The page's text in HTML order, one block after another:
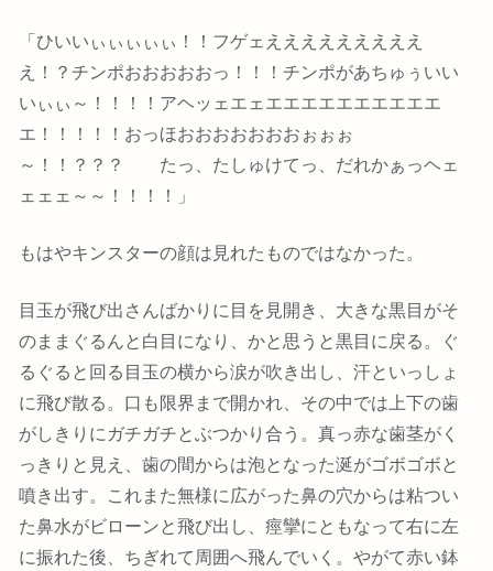
「ひいいぃぃぃぃぃ！！フゲェえええええええええ
え！？チンポおおおおおっ！！！チンポがあちゅぅいい
いぃぃ～！！！！アヘッェエェエエエエエエエエエエ
エ！！！！！おっほおおおおおおおぉぉぉ
～！！？？？ たっ、たしゅけてっ、だれかぁっヘェ
ェェェ～～！！！！」
もはやキンスターの顔は見れたものではなかった。
目玉が飛び出さんばかりに目を見開き、大きな黒目がそ
のままぐるんと白目になり、かと思うと黒目に戻る。ぐ
るぐると回る目玉の横から涙が吹き出し、汗といっしょ
に飛び散る。口も限界まで開かれ、その中では上下の歯
がしきりにガチガチとぶつかり合う。真っ赤な歯茎がく
っきりと見え、歯の間からは泡となった涎がゴボゴボと
噴き出す。これまた無様に広がった鼻の穴からは粘つい
た鼻水がビローンと飛び出し、痙攣にともなって右に左
に振れた後、ちぎれて周囲へ飛んでいく。やがて赤い鉢